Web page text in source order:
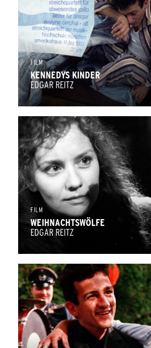
FILM
KENNEDYS KINDER
EDGAR REITZ
FILM
WEIHNACHTSWÖLFE
EDGAR REITZ